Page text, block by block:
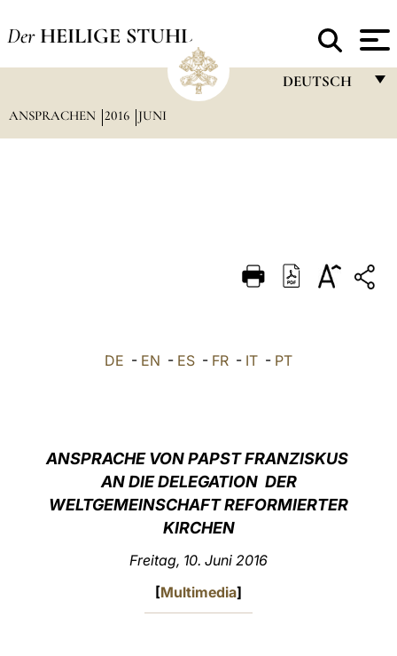
Der HEILIGE STUHL
DEUTSCH
DEUTSCH
العربيّة
ANSPRACHEN 2016 JUNI
DE - EN - ES - FR - IT - PT
ANSPRACHE VON PAPST FRANZISKUS
AN DIE DELEGATION DER
WELTGEMEINSCHAFT REFORMIERTER
KIRCHEN
Freitag, 10. Juni 2016
[Multimedia]